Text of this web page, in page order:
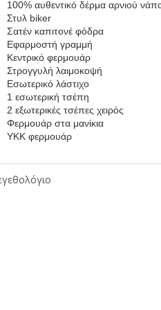
100% αυθεντικό δέρμα αρνιού
Στυλ biker
Σατέν καπιτονέ φόδρα
Εφαρμοστή γραμμή
Κεντρικό φερμουάρ
Στρογγυλή λαιμοκοψή
Εσωτερικό λάστιχο
1 εσωτερική τσέπη
2 εξωτερικές τσέπες χειρός
Φερμουάρ στα μανίκια
ΥΚΚ φερμουάρ